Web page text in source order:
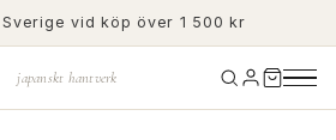
vid köp över 1 500 kr
japanskt hantverk